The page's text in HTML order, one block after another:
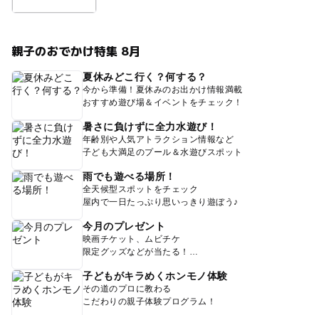
親子のおでかけ特集 8月
夏休みどこ行く？何する？
今から準備！夏休みのお出かけ情報満載
おすすめ遊び場＆イベントをチェック！
暑さに負けずに全力水遊び！
年齢別や人気アトラクション情報など
子ども大満足のプール＆水遊びスポット
雨でも遊べる場所！
全天候型スポットをチェック
屋内で一日たっぷり思いっきり遊ぼう♪
今月のプレゼント
映画チケット、ムビチケ
限定グッズなどが当たる！
子どもがキラめくホンモノ体験
その道のプロに教わる
こだわりの親子体験プログラム！